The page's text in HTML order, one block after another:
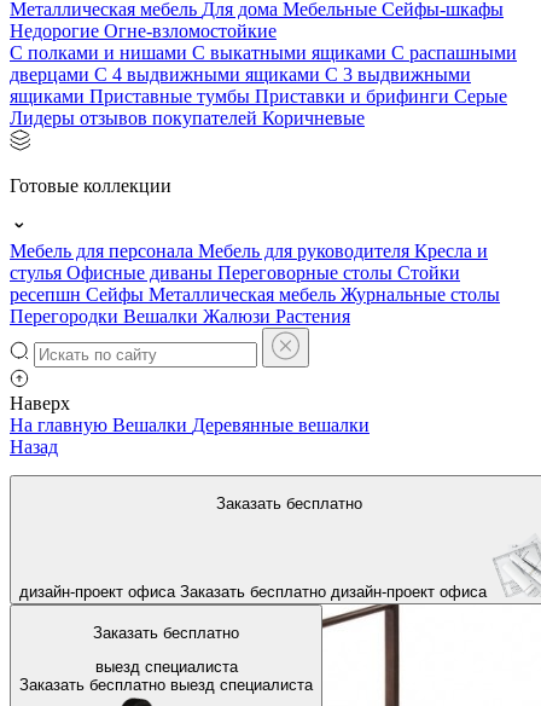
Металлическая мебель Для дома Мебельные Сейфы-шкафы
Недорогие Огне-взломостойкие
С полками и нишами С выкатными ящиками С распашными
дверцами С 4 выдвижными ящиками С 3 выдвижными
ящиками Приставные тумбы Приставки и брифинги Серые
Лидеры отзывов покупателей Коричневые
Готовые коллекции
Мебель для персонала Мебель для руководителя Кресла и
стулья Офисные диваны Переговорные столы Стойки
ресепшн Сейфы Металлическая мебель Журнальные столы
Перегородки Вешалки Жалюзи Растения
Наверх
Заказать бесплатно
дизайн-проект офиса Заказать бесплатно дизайн-проект офиса
Заказать бесплатно
выезд специалиста
Заказать бесплатно выезд специалиста
На главную Вешалки Деревянные вешалки
Назад